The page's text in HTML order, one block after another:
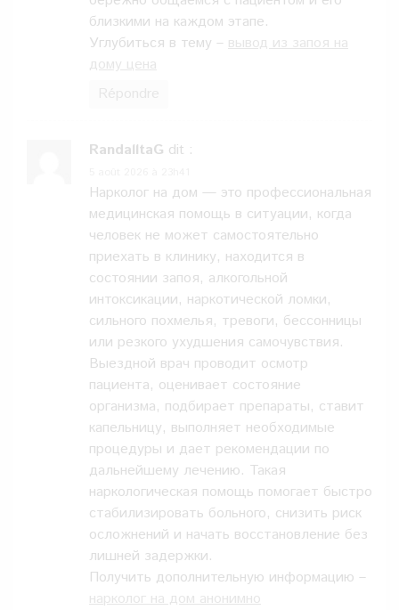
близкими на каждом этапе.
Углубиться в тему – вывод из запоя на
дому цена
RandalltaG dit :
Нарколог на дом — это профессиональная
медицинская помощь в ситуации, когда
человек не может самостоятельно
приехать в клинику, находится в
состоянии запоя, алкогольной
интоксикации, наркотической ломки,
сильного похмелья, тревоги, бессонницы
или резкого ухудшения самочувствия.
Выездной врач проводит осмотр
пациента, оценивает состояние
организма, подбирает препараты, ставит
капельницу, выполняет необходимые
процедуры и дает рекомендации по
дальнейшему лечению. Такая
наркологическая помощь помогает быстро
стабилизировать больного, снизить риск
осложнений и начать восстановление без
лишней задержки.
Получить дополнительную информацию –
нарколог на дом анонимно